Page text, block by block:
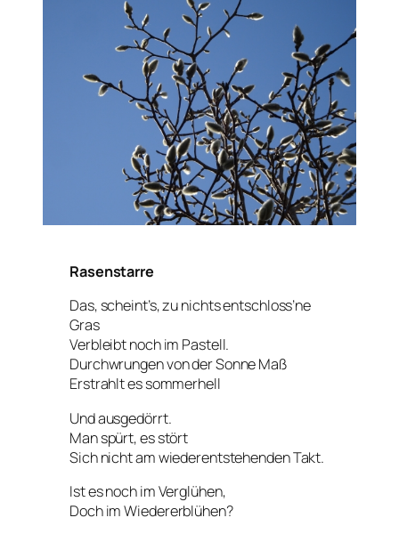
Rasenstarre
Das, scheint’s, zu nichts entschloss’ne
Gras
Verbleibt noch im Pastell.
Durchwrungen von der Sonne Maß
Erstrahlt es sommerhell
Und ausgedörrt.
Man spürt, es stört
Sich nicht am wiederentstehenden Takt.
Ist es noch im Verglühen,
Doch im Wiedererblühen?